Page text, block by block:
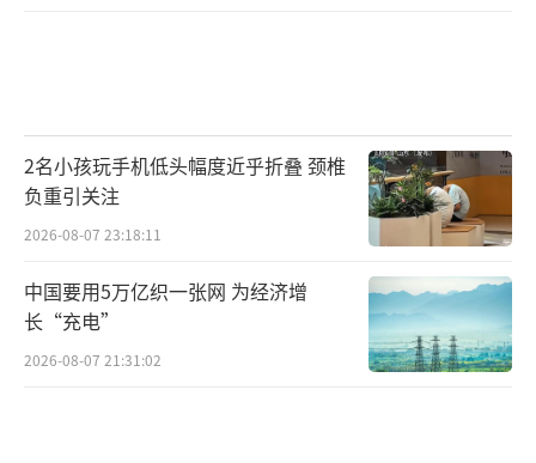
2名小孩玩手机低头幅度近乎折叠 颈椎
负重引关注
2026-08-07 23:18:11
中国要用5万亿织一张网 为经济增
长“充电”
2026-08-07 21:31:02